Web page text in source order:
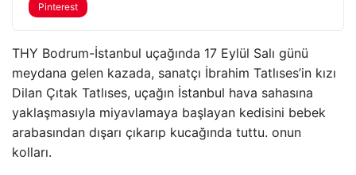
Pinterest
THY Bodrum-İstanbul uçağında 17 Eylül Salı günü
meydana gelen kazada, sanatçı İbrahim Tatlıses’in kızı
Dilan Çıtak Tatlıses, uçağın İstanbul hava sahasına
yaklaşmasıyla miyavlamaya başlayan kedisini bebek
arabasından dışarı çıkarıp kucağında tuttu. onun
kolları.